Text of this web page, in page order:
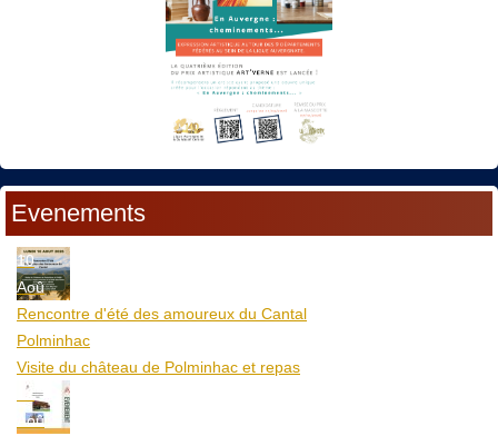
Evenements
10
Aoû
Rencontre d'été des amoureux du Cantal
Polminhac
Visite du château de Polminhac et repas
12
Aoû